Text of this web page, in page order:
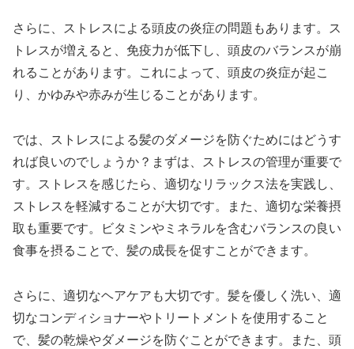
さらに、ストレスによる頭皮の炎症の問題もあります。ス
トレスが増えると、免疫力が低下し、頭皮のバランスが崩
れることがあります。これによって、頭皮の炎症が起こ
り、かゆみや赤みが生じることがあります。
では、ストレスによる髪のダメージを防ぐためにはどうす
れば良いのでしょうか？まずは、ストレスの管理が重要で
す。ストレスを感じたら、適切なリラックス法を実践し、
ストレスを軽減することが大切です。また、適切な栄養摂
取も重要です。ビタミンやミネラルを含むバランスの良い
食事を摂ることで、髪の成長を促すことができます。
さらに、適切なヘアケアも大切です。髪を優しく洗い、適
切なコンディショナーやトリートメントを使用すること
で、髪の乾燥やダメージを防ぐことができます。また、頭